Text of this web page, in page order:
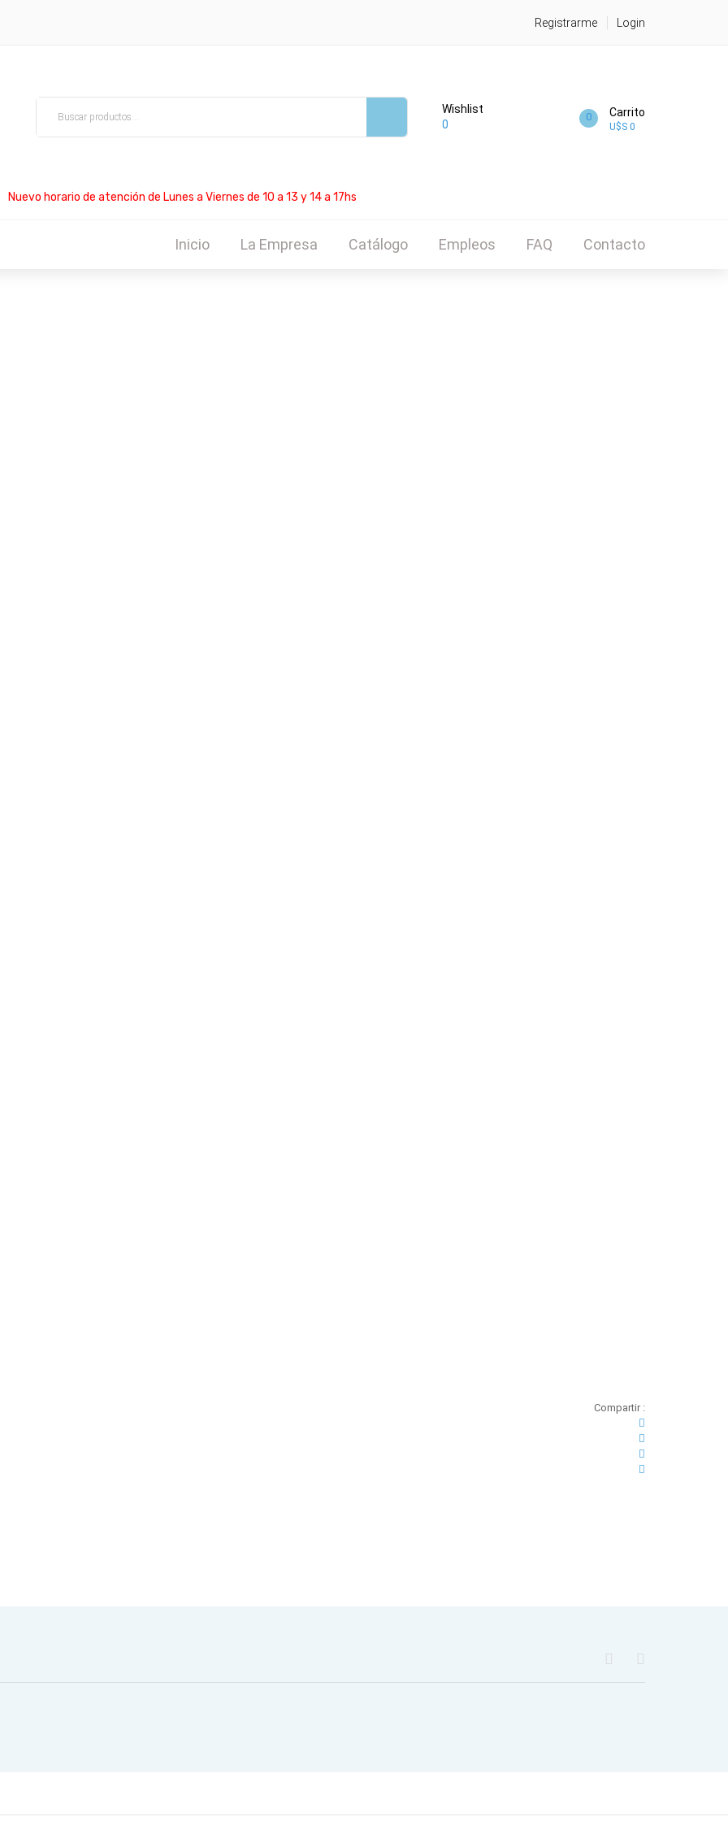
Registrarme Login
Wishlist
0
0 Carrito
U$S 0
Nuevo horario de atención de Lunes a Viernes de 10 a 13 y 14 a 17hs
Inicio La Empresa Catálogo Empleos FAQ Contacto
Compartir :